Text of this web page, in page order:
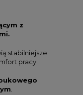
z
stabilniejsze
pracy.
.